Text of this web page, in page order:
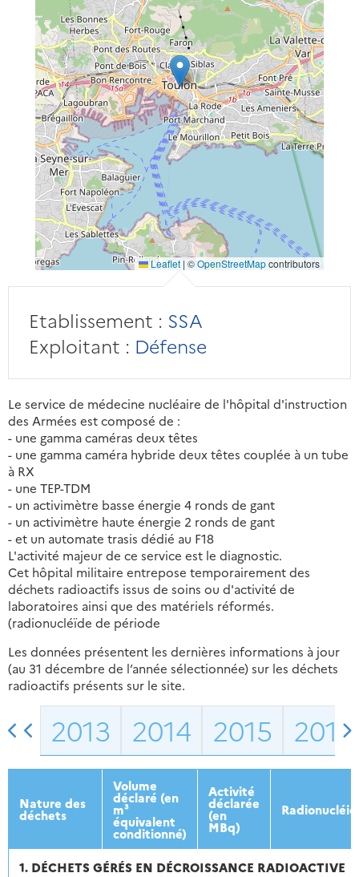
Leaflet | ©OpenStreetMapcontributors
Etablissement : SSA
Exploitant : Défense
Le service de médecine nucléaire de l'hôpital d'instruction
des Armées est composé de :
- une gamma caméras deux têtes
- une gamma caméra hybride deux têtes couplée à un tube
à RX
- une TEP-TDM
- un activimètre basse énergie 4 ronds de gant
- un activimètre haute énergie 2 ronds de gant
- et un automate trasis dédié au F18
L'activité majeur de ce service est le diagnostic.
Cet hôpital militaire entrepose temporairement des
déchets radioactifs issus de soins ou d'activité de
laboratoires ainsi que des matériels réformés.
(radionucléïde de période
Les données présentent les dernières informations à jour
(au 31 décembre de l’année sélectionnée) sur les déchets
radioactifs présents sur le site.
2013 2014 2015 2016
Nature des
déchets
Volume
déclaré (en
m³
équivalent
conditionné)
Activité
déclarée
(en
MBq)
1. DÉCHETS GÉRÉS EN DÉCROISSANCE RADIOACTIVE